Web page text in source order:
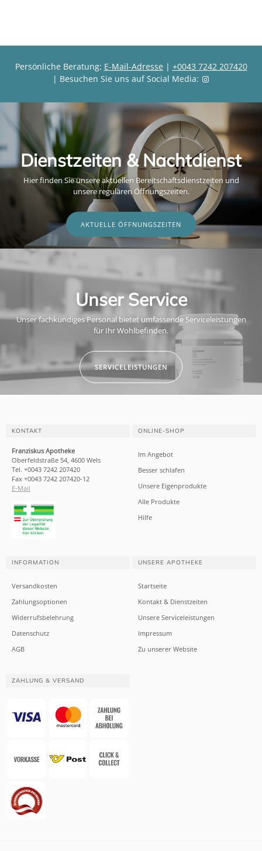
Persönliche Beratung: E-Mail-Adresse | +0043 7242 207420
| Besuchen Sie uns auf Social Media:
Dienstzeiten & Nachtdienst
Hier finden Sie unsere aktuellen Bereitschaftsdienstzeiten und
unsere regulären Öffnungszeiten.
AKTUELLE ÖFFNUNGSZEITEN
Unser Service
Unser fachkundiges Personal bietet umfassende Serviceleistungen
für Ihr Wohlbefinden.
SERVICELEISTUNGEN
KONTAKT
Franziskus Apotheke
Oberfeldstraße 54, 4600 Wels
Tel. +0043 7242 207420
Fax +0043 7242 207420-12
E-Mail
ONLINE-SHOP
Im Angebot
Besser schlafen
Unsere Eigenprodukte
Alle Produkte
Hilfe
INFORMATION
Versandkosten
Zahlungsoptionen
Widerrufsbelehrung
Datenschutz
AGB
UNSERE APOTHEKE
Startseite
Kontakt & Dienstzeiten
Unsere Serviceleistungen
Impressum
Zu unserer Website
ZAHLUNG & VERSAND